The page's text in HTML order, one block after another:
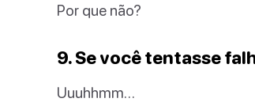
Por que não?
9. Se você tentasse
Uuuhhmm…